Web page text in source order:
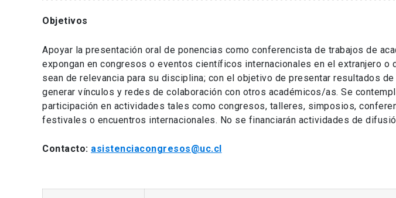
Objetivos
Apoyar la presentación oral de ponencias como conferencista de trabajos de
expongan en congresos o eventos científicos internacionales en el extranjero o
sean de relevancia para su disciplina; con el objetivo de presentar resultados
generar vínculos y redes de colaboración con otros académicos/as. Se
participación en actividades tales como congresos, talleres, simposios,
festivales o encuentros internacionales. No se financiarán actividades de
Contacto: asistenciacongresos@uc.cl